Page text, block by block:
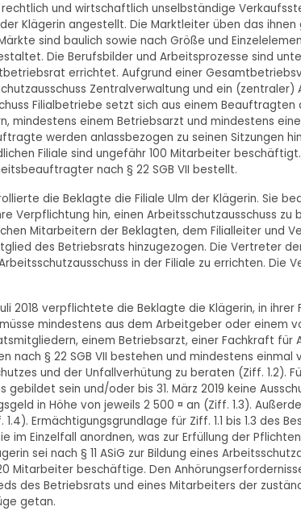
und wirtschaftlich unselbständige
Klägerin angestellt. Die Marktleiter üben das
sind baulich sowie nach Größe und
Die Berufsbilder und Arbeitsprozesse sind
errichtet. Aufgrund einer
Zentralverwaltung und ein
Filialbetriebe setzt sich aus einem
mindestens einem Betriebsarzt und mindestens
werden anlassbezogen zu seinen Sitzungen
Filiale sind ungefähr 100 Mitarbeiter
nach § 22 SGB VII bestellt.
die Beklagte die Filiale Ulm der Klägerin. Sie
Verpflichtung hin, einen Arbeitsschutzausschuss zu
Mitarbeitern der Beklagten, dem Filialleiter und
des Betriebsrats hinzugezogen. Die Vertreter
in der Filiale zu errichten. Die
2018 verpflichtete die Beklagte die Klägerin, in ihrer
müsse mindestens aus dem Arbeitgeber oder einem
einem Betriebsarzt, einer Fachkraft für
nach § 22 SGB VII bestehen und mindestens
und der Unfallverhütung zu beraten (Ziff. 1.2).
gebildet sein und/oder bis 31. März 2019 keine
in Höhe von jeweils 2 500 ¤ an (Ziff. 1.3).
Ermächtigungsgrundlage für Ziff. 1.1 bis 1.3 des
im Einzelfall anordnen, was zur Erfüllung der
sei nach § 11 ASiG zur Bildung eines
Mitarbeiter beschäftige. Den
des Betriebsrats und eines Mitarbeiters der
getan.